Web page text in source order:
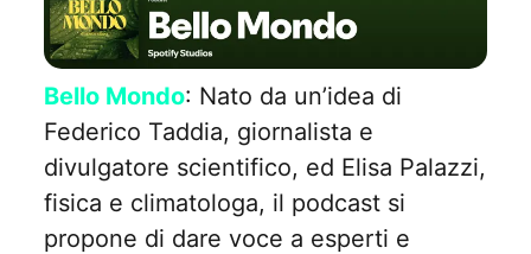
Bello Mondo: Nato da un’idea di
Federico Taddia, giornalista e
divulgatore scientifico, ed Elisa Palazzi,
fisica e climatologa, il podcast si
propone di dare voce a esperti e